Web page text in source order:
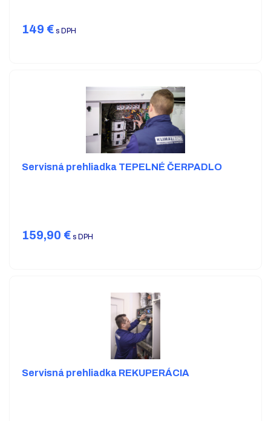
149 € s DPH
Servisná prehliadka TEPELNÉ ČERPADLO
159,90 € s DPH
Servisná prehliadka REKUPERÁCIA